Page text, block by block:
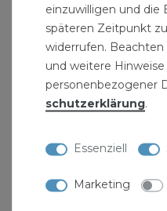
Big Bag 90x90x165 cm
einzuwilligen und die
späteren Zeitpunkt
widerrufen. Beachten
und weitere
personenbezogener
schutz­erklärung.
Essenziell
Marketing